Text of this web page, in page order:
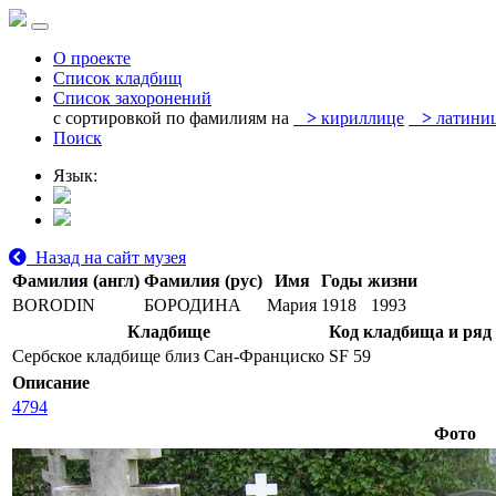
О проекте
Список кладбищ
Список захоронений
с сортировкой по фамилиям на
> кириллице >
Поиск
Язык:
Назад на сайт музея
Фамилия (англ) Фамилия (рус) Имя
Годы жизни
BORODIN
БОРОДИНА Мария 1918
1993
Кладбище
Код кладбища и ряд
Сербское кладбище близ Сан-Франциско SF 59
Описание
4794
Фото